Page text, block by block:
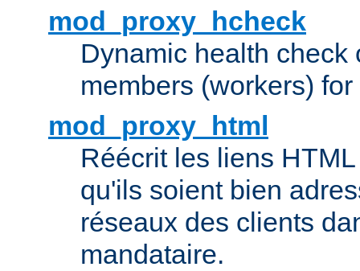
mod_proxy_hcheck
Dynamic health check
members (workers) for
mod_proxy_html
Réécrit les liens
qu'ils soient bien
réseaux des clients
mandataire.